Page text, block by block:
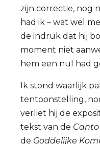
zijn correctie, nog
had ik – wat wel
de indruk dat hij
moment niet
hem een nul had
Ik stond waarlijk
tentoonstelling,
verliet hij de
tekst van de
de Goddelijke